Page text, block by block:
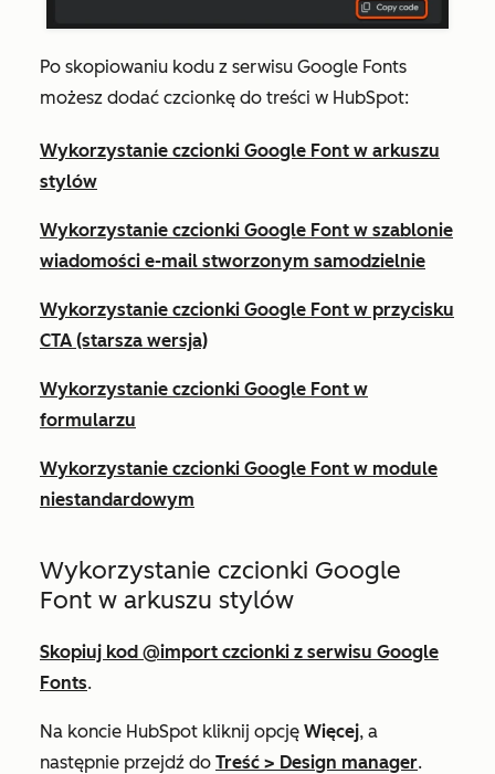
Po skopiowaniu kodu z serwisu Google Fonts
możesz dodać czcionkę do treści w HubSpot:
Wykorzystanie czcionki Google Font w arkuszu
stylów
Wykorzystanie czcionki Google Font w szablonie
wiadomości e-mail stworzonym samodzielnie
Wykorzystanie czcionki Google Font w przycisku
CTA (starsza wersja)
Wykorzystanie czcionki Google Font w
formularzu
Wykorzystanie czcionki Google Font w module
niestandardowym
Wykorzystanie czcionki Google
Font w arkuszu stylów
Skopiuj kod @import czcionki z serwisu Google
Fonts.
Na koncie HubSpot kliknij opcję Więcej, a
następnie przejdź do Treść > Design manager.